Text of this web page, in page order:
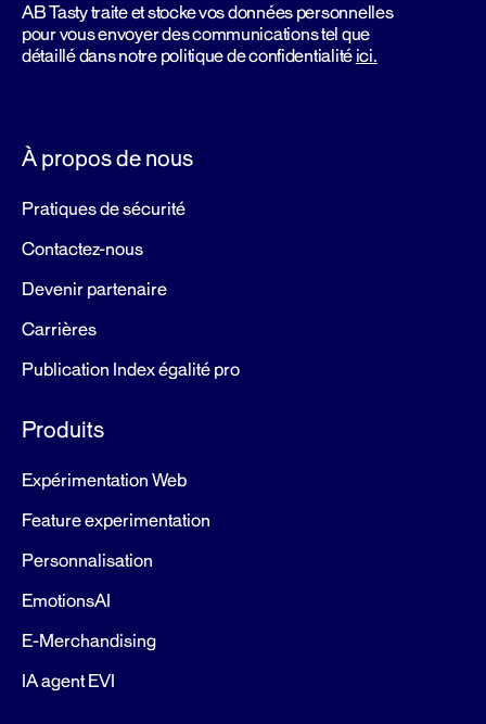
AB Tasty traite et stocke vos données personnelles
pour vous envoyer des communications tel que
détaillé dans notre politique de confidentialitéici.
À propos de nous
Pratiques de sécurité
Contactez-nous
Devenir partenaire
Carrières
Publication Index égalité pro
Produits
Expérimentation Web
Feature experimentation
Personnalisation
EmotionsAI
E-Merchandising
IA agent EVI